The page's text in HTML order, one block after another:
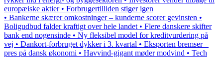
europæiske aktier • Forbrugertilliden stiger igen
• Bankerne skærer omkostninger – kunderne scorer gevinsten •
Boligudbud falder kraftigt over hele landet • Flere danskere skifter
bank end nogensinde • Ny fleksibel model for kreditvurdering på
vej • Dankort-forbruget dykker i 3. kvartal • Eksporten bremser –
pres på dansk økonomi • Havvind-gigant møder modvind • Tech